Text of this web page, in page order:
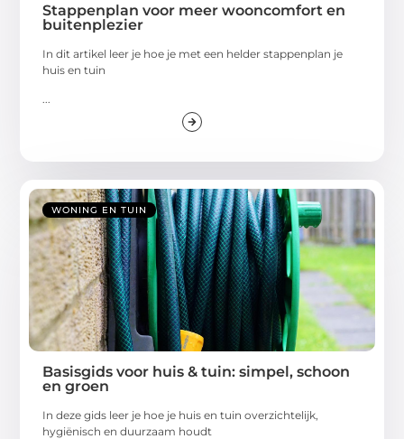
Stappenplan voor meer wooncomfort en
buitenplezier
In dit artikel leer je hoe je met een helder stappenplan je
huis en tuin
...
WONING EN TUIN
Basisgids voor huis & tuin: simpel, schoon
en groen
In deze gids leer je hoe je huis en tuin overzichtelijk,
hygiënisch en duurzaam houdt